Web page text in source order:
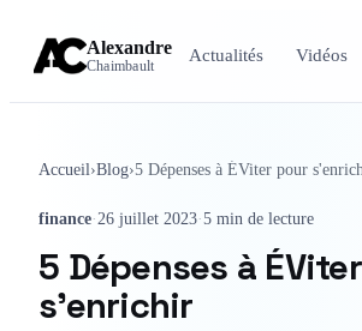
Alexandre
Chaimbault
Actualités Vidéos
Accueil›Blog›5 Dépenses à ÉViter pour
finance·26 juillet 2023·5 min de lecture
5 Dépenses à
s'enrichir